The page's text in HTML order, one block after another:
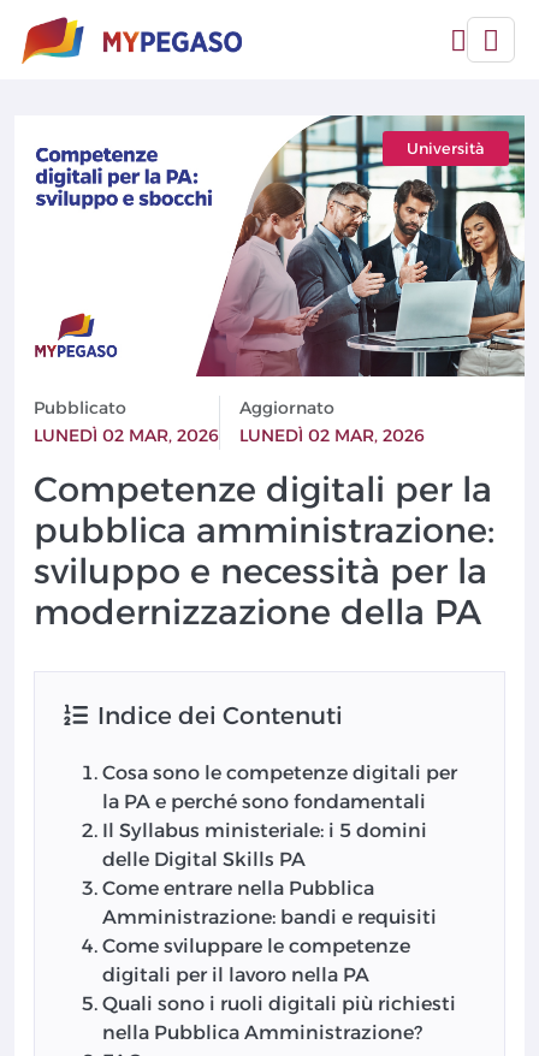
Università
Pubblicato
LUNEDÌ 02 MAR, 2026
Aggiornato
LUNEDÌ 02 MAR, 2026
Competenze digitali per la
pubblica amministrazione:
sviluppo e necessità per la
modernizzazione della PA
Indice dei Contenuti
Cosa sono le competenze digitali per
la PA e perché sono fondamentali
Il Syllabus ministeriale: i 5 domini
delle Digital Skills PA
Come entrare nella Pubblica
Amministrazione: bandi e requisiti
Come sviluppare le competenze
digitali per il lavoro nella PA
Quali sono i ruoli digitali più richiesti
nella Pubblica Amministrazione?